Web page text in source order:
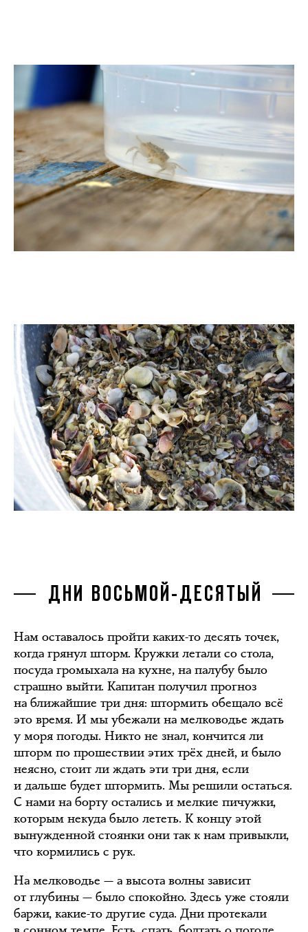
ДНИ ВОСЬМОЙ-ДЕСЯТЫЙ
Нам оставалось пройти каких-то десять точек,
когда грянул шторм. Кружки летали со стола,
посуда громыхала на кухне, на палубу было
страшно выйти. Капитан получил прогноз
на ближайшие три дня: штормить обещало всё
это время. И мы убежали на мелководье ждать
у моря погоды. Никто не знал, кончится ли
шторм по прошествии этих трёх дней, и было
неясно, стоит ли ждать эти три дня, если
и дальше будет штормить. Мы решили остаться.
С нами на борту остались и мелкие пичужки,
которым некуда было лететь. К концу этой
вынужденной стоянки они так к нам привыкли,
что кормились с рук.
На мелководье — а высота волны зависит
от глубины — было спокойно. Здесь уже стояли
баржи, какие-то другие суда. Дни протекали